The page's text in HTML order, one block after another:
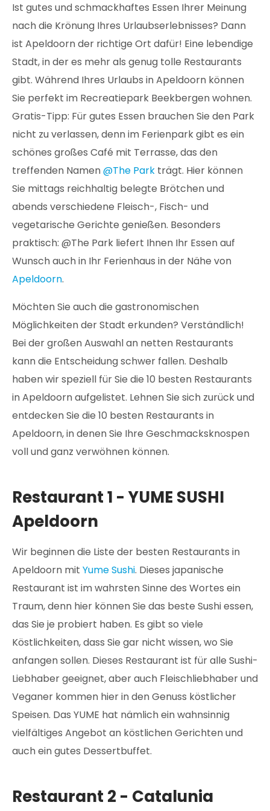
Ist gutes und schmackhaftes Essen Ihrer Meinung
nach die Krönung Ihres Urlaubserlebnisses? Dann
ist Apeldoorn der richtige Ort dafür! Eine lebendige
Stadt, in der es mehr als genug tolle Restaurants
gibt. Während Ihres Urlaubs in Apeldoorn können
Sie perfekt im Recreatiepark Beekbergen wohnen.
Gratis-Tipp: Für gutes Essen brauchen Sie den Park
nicht zu verlassen, denn im Ferienpark gibt es ein
schönes großes Café mit Terrasse, das den
treffenden Namen@The Park trägt. Hier können
Sie mittags reichhaltig belegte Brötchen und
abends verschiedene Fleisch-, Fisch- und
vegetarische Gerichte genießen. Besonders
praktisch: @The Park liefert Ihnen Ihr Essen auf
Wunsch auch in Ihr Ferienhaus in der Nähe von
Apeldoorn.
Möchten Sie auch die gastronomischen
Möglichkeiten der Stadt erkunden? Verständlich!
Bei der großen Auswahl an netten Restaurants
kann die Entscheidung schwer fallen. Deshalb
haben wir speziell für Sie die 10 besten Restaurants
in Apeldoorn aufgelistet. Lehnen Sie sich zurück und
entdecken Sie die 10 besten Restaurants in
Apeldoorn, in denen Sie Ihre Geschmacksknospen
voll und ganz verwöhnen können.
Restaurant 1 - YUME SUSHI
Apeldoorn
Wir beginnen die Liste der besten Restaurants in
Apeldoorn mit Yume Sushi. Dieses japanische
Restaurant ist im wahrsten Sinne des Wortes ein
Traum, denn hier können Sie das beste Sushi essen,
das Sie je probiert haben. Es gibt so viele
Köstlichkeiten, dass Sie gar nicht wissen, wo Sie
anfangen sollen. Dieses Restaurant ist für alle Sushi-
Liebhaber geeignet, aber auch Fleischliebhaber und
Veganer kommen hier in den Genuss köstlicher
Speisen. Das YUME hat nämlich ein wahnsinnig
vielfältiges Angebot an köstlichen Gerichten und
auch ein gutes Dessertbuffet.
Restaurant 2 - Catalunia